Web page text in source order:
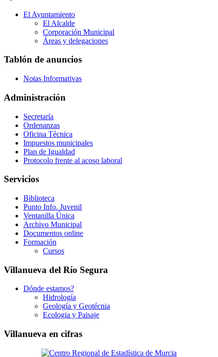
El Ayuntamiento
El Alcalde
Corporación Municipal
Áreas y delegaciones
Tablón de anuncios
Notas Informativas
Administración
Secretaría
Ordenanzas
Oficina Técnica
Impuestos municipales
Plan de Igualdad
Protocolo frente al acoso laboral
Servicios
Biblioteca
Punto Info. Juvenil
Ventanilla Única
Archivo Municipal
Documentos online
Formación
Cursos
Villanueva del Río Segura
Dónde estamos?
Hidrología
Geología y Geotécnia
Ecologia y Paisaje
Villanueva en cifras